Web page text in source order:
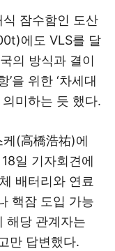
잠수함인 도산
에도 VLS를 달
의 방식과 결이
’을 위한 ‘차세대
미하는 듯 했다.
(高橋浩祐)에
일 기자회견에
배터리와 연료
핵잠 도입 가능
해당 관계자는
만 답변했다.